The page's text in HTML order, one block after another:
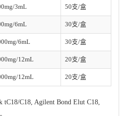
3mL 50支/盒
6mL 30支/盒
6mL 30支/盒
12mL 20支/盒
12mL 20支/盒
tC18/C18, Agilent Bond Elut C18,